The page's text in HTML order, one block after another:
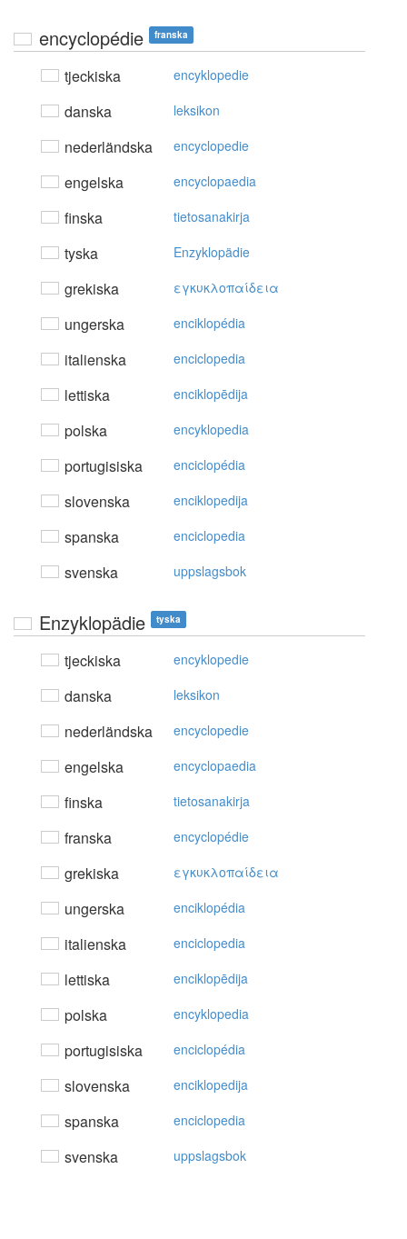
encyclopédie franska
tjeckiska encyklopedie
danska leksikon
nederländska encyclopedie
engelska encyclopaedia
finska tietosanakirja
tyska Enzyklopädie
grekiska εγκυκλoπαίδεια
ungerska enciklopédia
italienska enciclopedia
lettiska enciklopēdija
polska encyklopedia
portugisiska enciclopédia
slovenska enciklopedija
spanska enciclopedia
svenska uppslagsbok
Enzyklopädie tyska
tjeckiska encyklopedie
danska leksikon
nederländska encyclopedie
engelska encyclopaedia
finska tietosanakirja
franska encyclopédie
grekiska εγκυκλoπαίδεια
ungerska enciklopédia
italienska enciclopedia
lettiska enciklopēdija
polska encyklopedia
portugisiska enciclopédia
slovenska enciklopedija
spanska enciclopedia
svenska uppslagsbok